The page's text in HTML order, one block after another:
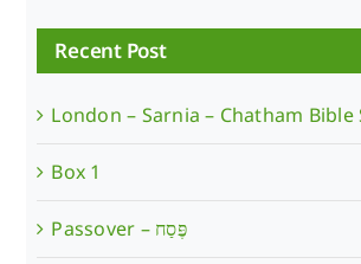
Recent Post
London – Sarnia – Chatham Bible
Box 1
Passover – פֶּסַח‎